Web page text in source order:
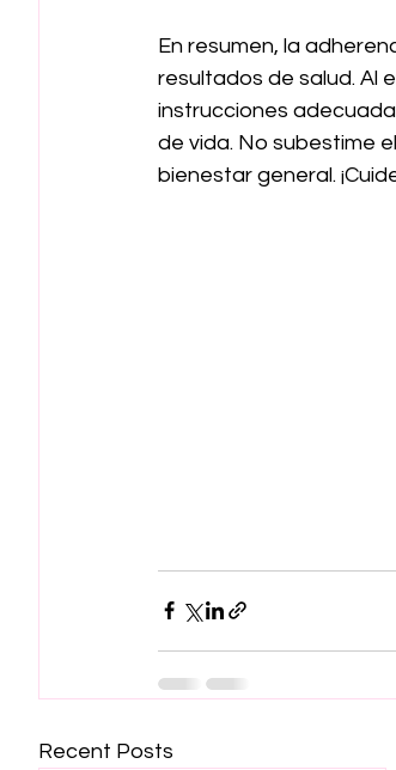
En resumen, la
resultados de salud. Al
instrucciones
de vida. No subestime
bienestar general.
Recent Posts